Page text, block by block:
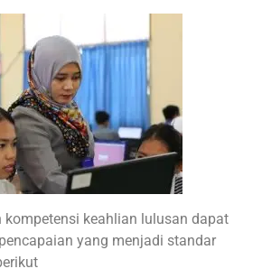
kompetensi keahlian lulusan dapat
yang menjadi standar